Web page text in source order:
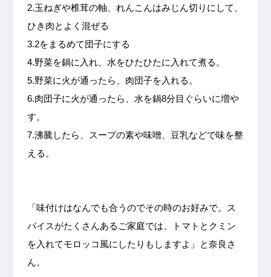
2.玉ねぎや椎茸の軸、れんこんはみじん切りにして、
ひき肉とよく混ぜる
3.2をまるめて団子にする
4.野菜を鍋に入れ、水をひたひたに入れて煮る。
5.野菜に火が通ったら、肉団子を入れる。
6.肉団子に火が通ったら、水を鍋8分目ぐらいに増や
す。
7.沸騰したら、スープの素や味噌、豆乳などで味を整
える。
「味付けはなんでも合うのでその時のお好みで。ス
パイスがたくさんあるご家庭では、トマトとクミン
を入れてモロッコ風にしたりもしますよ」と奈良さ
ん。